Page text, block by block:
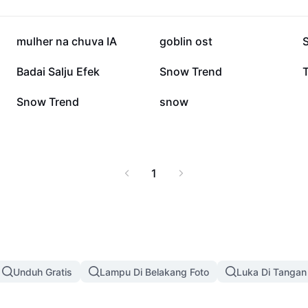
193,3 rb
mulher na chuva IA 147,2 rb
goblin ost
45,3 rb
Badai Salju Efek 30,4 rb
Snow Trend
3,9 rb
Snow Trend 1,7 rb
snow
1
Unduh Gratis Lampu Di Belakang Foto Luka Di Tangan